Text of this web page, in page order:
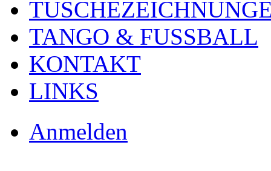
TANGO & FUSSBALL
KONTAKT
LINKS
Anmelden